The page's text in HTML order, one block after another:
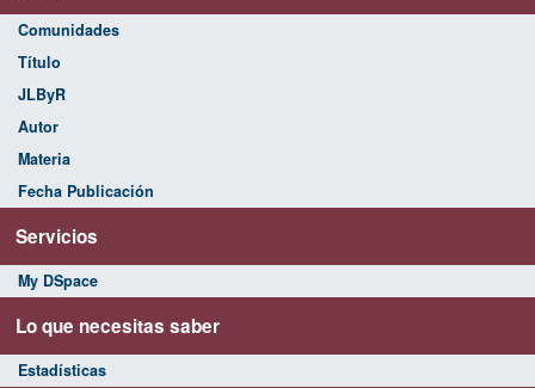
Comunidades
Título
JLByR
Autor
Materia
Fecha Publicación
Servicios
My DSpace
Lo que necesitas saber
Estadísticas